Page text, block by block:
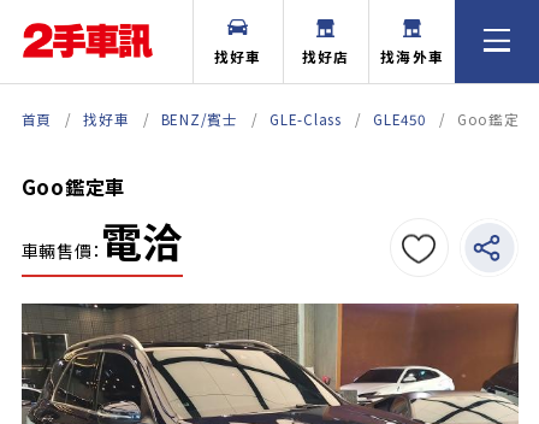
找好車 找好店 找海外車
首頁 找好車 BENZ/賓士 GLE-Class GLE450 Goo鑑定車
Goo鑑定車
車輛售價： 電洽